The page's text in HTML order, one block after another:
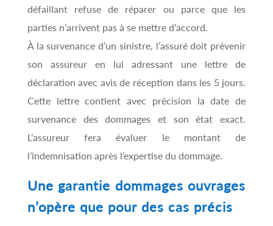
défaillant refuse de réparer ou parce que les
parties n’arrivent pas à se mettre d’accord.
À la survenance d’un sinistre, l’assuré doit prévenir
son assureur en lui adressant une lettre de
déclaration avec avis de réception dans les 5 jours.
Cette lettre contient avec précision la date de
survenance des dommages et son état exact.
L’assureur fera évaluer le montant de
l’indemnisation après l’expertise du dommage.
Une garantie dommages ouvrages
n’opère que pour des cas précis